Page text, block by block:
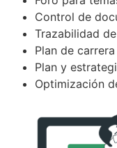
Control de
Trazabilidad
Plan de
Plan y
Optimización